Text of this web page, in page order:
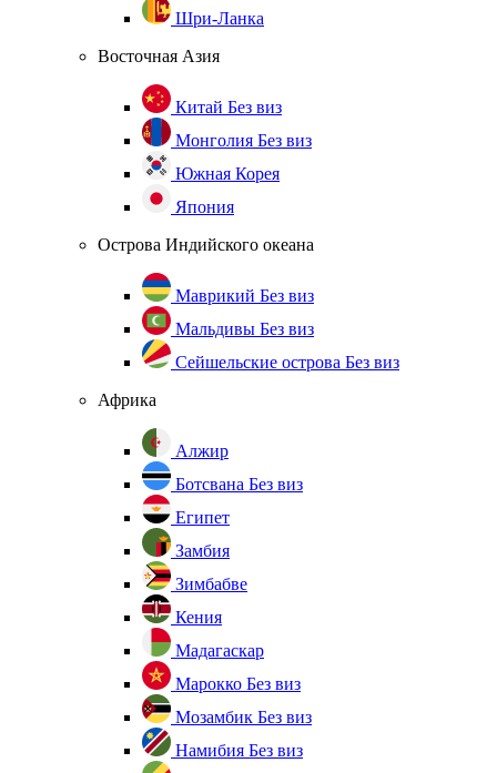
Шри-Ланка
Восточная Азия
Китай Без виз
Монголия Без виз
Южная Корея
Япония
Острова Индийского океана
Маврикий Без виз
Мальдивы Без виз
Сейшельские острова Без виз
Африка
Алжир
Ботсвана Без виз
Египет
Замбия
Зимбабве
Кения
Мадагаскар
Марокко Без виз
Мозамбик Без виз
Намибия Без виз